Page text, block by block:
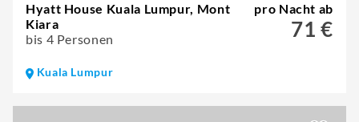
Hyatt House Kuala Lumpur, Mont
Kiara
bis 4 Personen
pro Nacht ab
71 €
Kuala Lumpur